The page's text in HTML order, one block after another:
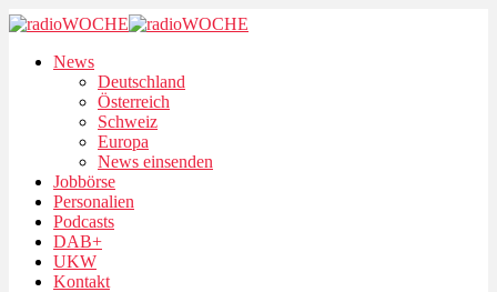
News
Deutschland
Österreich
Schweiz
Europa
News einsenden
Jobbörse
Personalien
Podcasts
DAB+
UKW
Kontakt